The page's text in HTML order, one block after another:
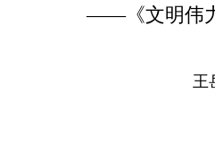
——《文明伟
王